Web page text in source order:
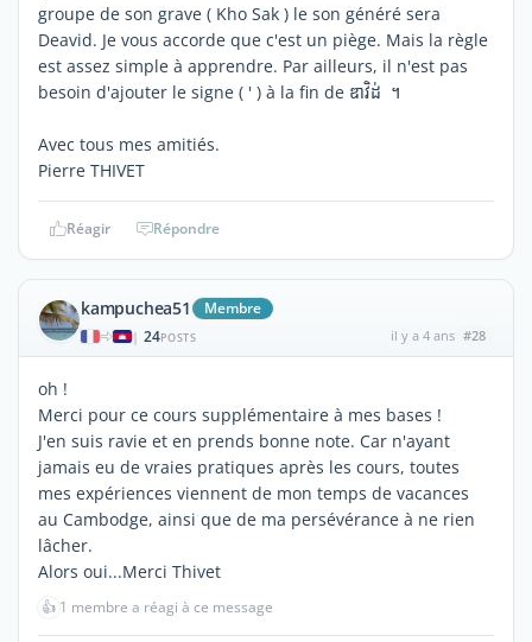
groupe de son grave ( Kho Sak ) le son généré sera
Deavid. Je vous accorde que c'est un piège. Mais la règle
est assez simple à apprendre. Par ailleurs, il n'est pas
besoin d'ajouter le signe ( ' ) à la fin de ឌាវិដ់​​​ ។​
Avec tous mes amitiés.
Pierre THIVET
Réagir Répondre
kampuchea51 Membre
| 24POSTS il y a 4 ans #28
oh !
Merci pour ce cours supplémentaire à mes bases !
J'en suis ravie et en prends bonne note. Car n'ayant
jamais eu de vraies pratiques après les cours, toutes
mes expériences viennent de mon temps de vacances
au Cambodge, ainsi que de ma persévérance à ne rien
lâcher.
Alors oui...Merci Thivet
👍 1 membre a réagi à ce message